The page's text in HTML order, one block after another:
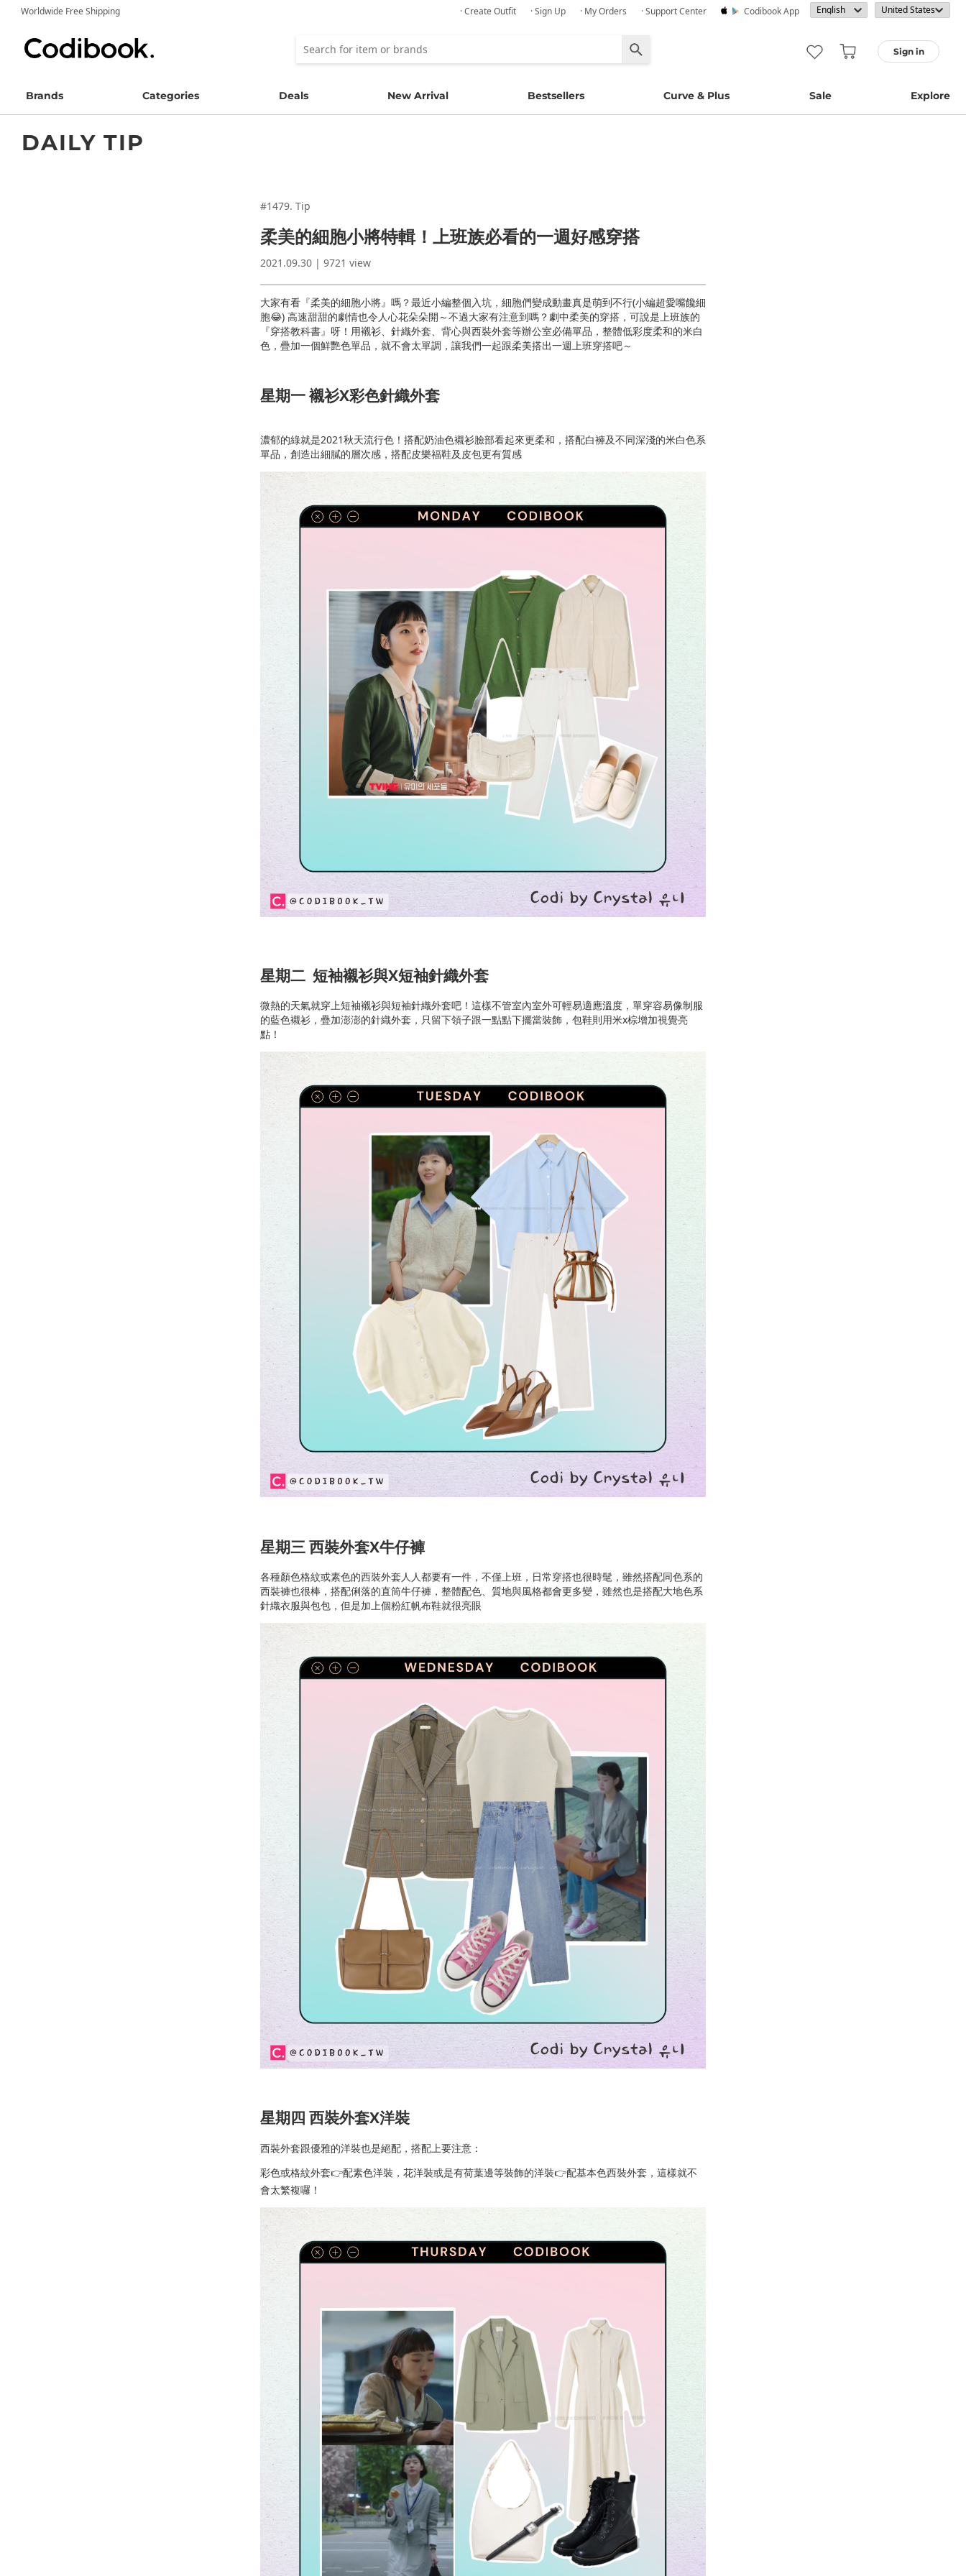
Worldwide Free Shipping · Create Outfit · Sign Up · My Orders · Support Center Codibook App
Sign in
Brands Categories Deals New Arrival Bestsellers Curve & Plus Sale Explore
DAILY TIP
#1479. Tip
柔美的細胞小將特輯！上班族必看的一週好感穿搭
2021.09.30 | 9721 view
大家有看『柔美的細胞小將』嗎？最近小編整個入坑，細胞們變成動畫真是萌到不行(小編超愛嘴饞細
胞😂) 高速甜甜的劇情也令人心花朵朵開～不過大家有注意到嗎？劇中柔美的穿搭，可說是上班族的
『穿搭教科書』呀！用襯衫、針織外套、背心與西裝外套等辦公室必備單品，整體低彩度柔和的米白
色，疊加一個鮮艷色單品，就不會太單調，讓我們一起跟柔美搭出一週上班穿搭吧～
星期一 襯衫x彩色針織外套
濃郁的綠就是2021秋天流行色！搭配奶油色襯衫臉部看起來更柔和，搭配白褲及不同深淺的米白色系
單品，創造出細膩的層次感，搭配皮樂福鞋及皮包更有質感
星期二 短袖襯衫與x短袖針織外套
微熱的天氣就穿上短袖襯衫與短袖針織外套吧！這樣不管室內室外可輕易適應溫度，單穿容易像制服
的藍色襯衫，疊加澎澎的針織外套，只留下領子跟一點點下擺當裝飾，包鞋則用米x棕增加視覺亮
點！
星期三 西裝外套x牛仔褲
各種顏色格紋或素色的西裝外套人人都要有一件，不僅上班，日常穿搭也很時髦，雖然搭配同色系的
西裝褲也很棒，搭配俐落的直筒牛仔褲，整體配色、質地與風格都會更多變，雖然也是搭配大地色系
針織衣服與包包，但是加上個粉紅帆布鞋就很亮眼
星期四 西裝外套x洋裝
西裝外套跟優雅的洋裝也是絕配，搭配上要注意：
彩色或格紋外套👉配素色洋裝，花洋裝或是有荷葉邊等裝飾的洋裝👉配基本色西裝外套，這樣就不
會太繁複囉！